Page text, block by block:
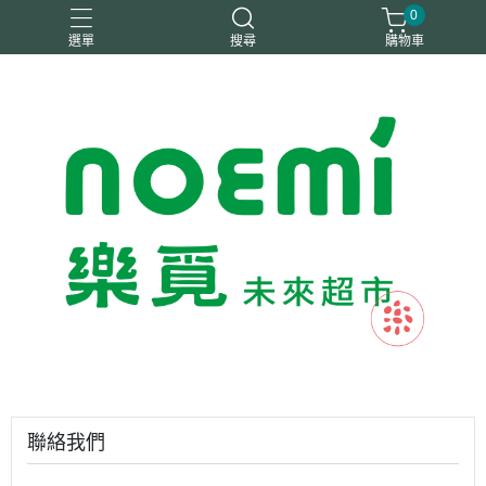
選單 搜尋
0
購物車
聯絡我們